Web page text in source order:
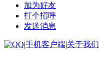
加为好友
打个招呼
发送消息
|手机客户端|关于我们